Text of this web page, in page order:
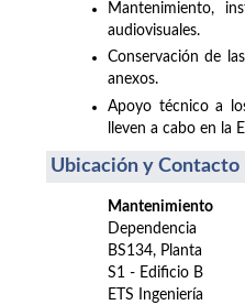
Mantenimiento,
audiovisuales.
Conservación de
anexos.
Apoyo técnico a
lleven a cabo en la
Ubicación y Contacto
Mantenimiento
Dependencia
BS134, Planta
S1 - Edificio B
ETS Ingeniería